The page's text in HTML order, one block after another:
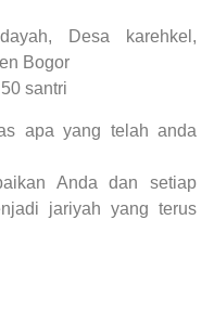
Desa karehkel,
Bogor
santri
apa yang telah anda
Anda dan setiap
jariyah yang terus